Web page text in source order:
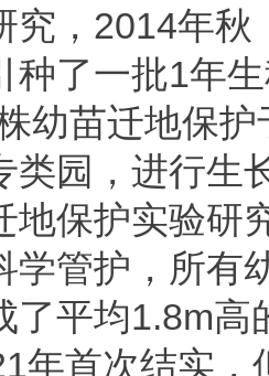
究，2014年秋
种了一批1年
幼苗迁地保
类园，进行生
地保护实验研
学管护，所有
了平均1.8m高
年首次结实，